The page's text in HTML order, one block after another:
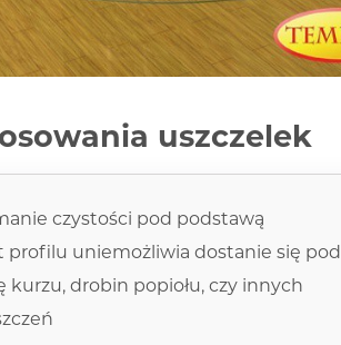
uszczelek
czystości pod podstawą
profilu uniemożliwia dostanie się pod
kurzu, drobin popiołu, czy innych